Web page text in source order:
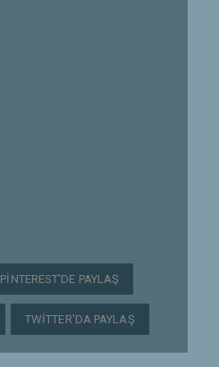
PINTEREST'DE PAYLAŞ
TWITTER'DA PAYLAŞ